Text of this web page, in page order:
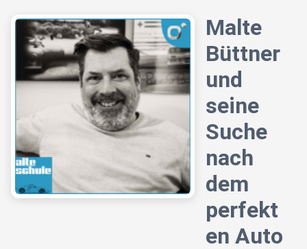
Malte
Büttner
und
seine
Suche
nach
dem
perfekt
en Auto